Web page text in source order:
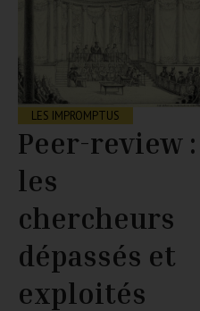
LES IMPROMPTUS
Peer-review :
les
chercheurs
dépassés et
exploités